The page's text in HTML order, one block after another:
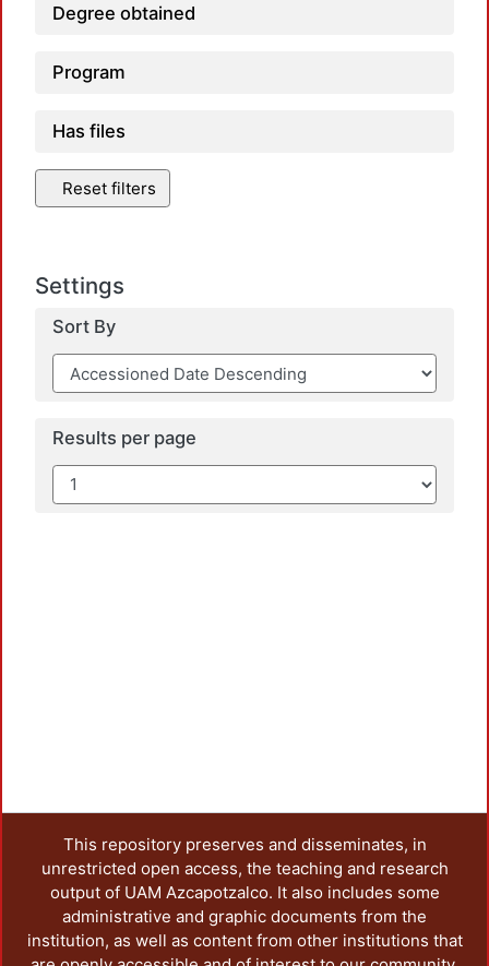
Degree obtained
Program
Has files
Reset filters
Settings
Sort By
Results per page
This repository preserves and disseminates, in
unrestricted open access, the teaching and research
output of UAM Azcapotzalco. It also includes some
administrative and graphic documents from the
institution, as well as content from other institutions that